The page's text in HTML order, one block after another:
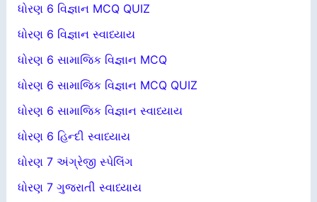
ધોરણ 6 વિજ્ઞાન MCQ QUIZ
ધોરણ 6 વિજ્ઞાન સ્વાધ્યાય
ધોરણ 6 સામાજિક વિજ્ઞાન MCQ
ધોરણ 6 સામાજિક વિજ્ઞાન MCQ QUIZ
ધોરણ 6 સામાજિક વિજ્ઞાન સ્વાધ્યાય
ધોરણ 6 હિન્દી સ્વાધ્યાય
ધોરણ 7 અંગ્રેજી સ્પેલિંગ
ધોરણ 7 ગુજરાતી સ્વાધ્યાય